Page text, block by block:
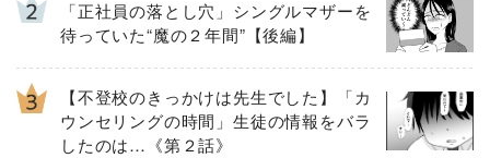
「正社員の落とし穴」シングルマザーを
待っていた“魔の２年間”【後編】
【不登校のきっかけは先生でした】「カ
ウンセリングの時間」生徒の情報をバラ
したのは…《第２話》